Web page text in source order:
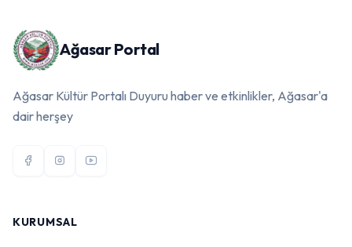
Ağasar Portal
Ağasar Kültür Portalı Duyuru haber ve etkinlikler, Ağasar'a
dair herşey
KURUMSAL